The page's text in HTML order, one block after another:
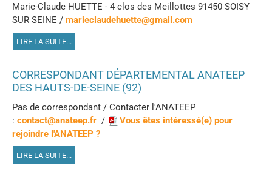
Marie-Claude HUETTE - 4 clos des Meillottes 91450 SOISY
SUR SEINE / marieclaudehuette@gmail.com
LIRE LA SUITE...
CORRESPONDANT DÉPARTEMENTAL ANATEEP
DES HAUTS-DE-SEINE (92)
Pas de correspondant / Contacter l'ANATEEP
: contact@anateep.fr /
Vous êtes intéressé(e) pour
rejoindre l'ANATEEP ?
LIRE LA SUITE...